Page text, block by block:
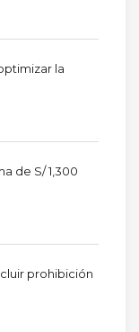
la
de S/ 1,300
prohibición